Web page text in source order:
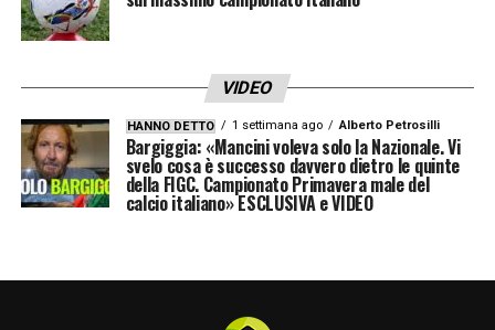
LegaEzio Simonelli
, accanto al presidente
anchePiero Ausilio ,Dario Baccin,Javier
Zanettie i rappresentanti diOaktree,
Alejandro CanoeKatherine Ralph.
VIDEO
HANNO DETTO 1 settimana ago Alberto Petrosilli
Bargiggia: «Mancini voleva solo la Nazionale. Vi
svelo cosa è successo davvero dietro le quinte
della FIGC. Campionato Primavera male del
calcio italiano» ESCLUSIVA e VIDEO